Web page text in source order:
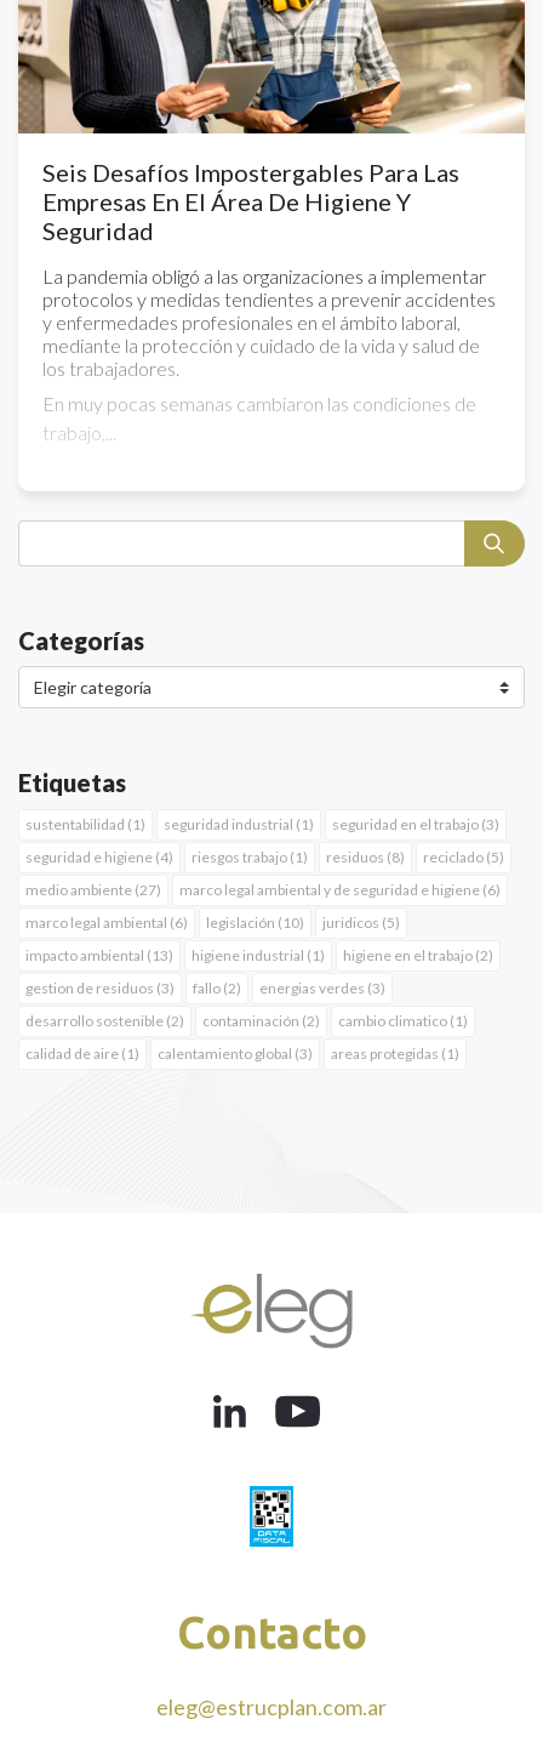
Seis Desafíos Impostergables Para Las
Empresas En El Área De Higiene Y
Seguridad
La pandemia obligó a las organizaciones a implementar
protocolos y medidas tendientes a prevenir accidentes
y enfermedades profesionales en el ámbito laboral,
mediante la protección y cuidado de la vida y salud de
los trabajadores.
En muy pocas semanas cambiaron las condiciones de
trabajo,...
Categorías
Etiquetas
sustentabilidad (1) seguridad industrial (1)
seguridad en el trabajo (3)
seguridad e higiene (4)
riesgos trabajo (1) residuos (8)
reciclado (5)
medio ambiente (27)
marco legal ambiental y de seguridad e higiene (6)
marco legal ambiental (6)
legislación (10)
juridicos (5)
impacto ambiental (13)
higiene industrial (1)
higiene en el trabajo (2)
gestion de residuos (3)
fallo (2)
energias verdes (3)
desarrollo sostenible (2)
contaminación (2)
cambio climatico (1)
calidad de aire (1)
calentamiento global (3) areas protegidas (1)
Contacto
eleg@estrucplan.com.ar